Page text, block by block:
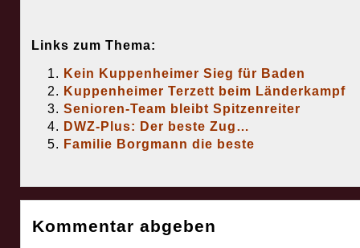
Links zum Thema:
Kein Kuppenheimer Sieg für Baden
Kuppenheimer Terzett beim Länderkampf
Senioren-Team bleibt Spitzenreiter
DWZ-Plus: Der beste Zug…
Familie Borgmann die beste
Kommentar abgeben